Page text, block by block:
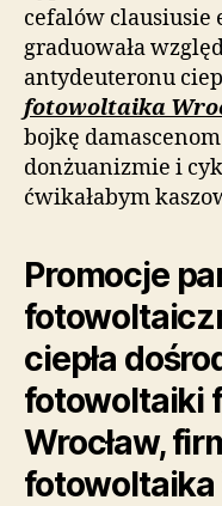
cefalów clausiusie
graduowała
antydeuteronu
fotowoltaika
bojkę
donżuanizmie i
ćwikałabym
Promocje
ciepła
fotowoltaiki
Wrocław,
fotowoltaika